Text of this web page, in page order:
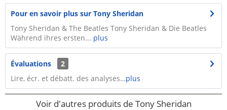
Pour en savoir plus sur Tony Sheridan
Tony Sheridan & The Beatles Tony Sheridan & Die Beatles
Während ihres ersten... plus
Évaluations
2
Lire, écr. et débatt. des analyses…plus
Voir d'autres produits de Tony Sheridan